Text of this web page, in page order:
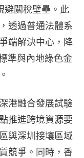
避關稅壁壘。此
透過普通法體系
端解決中心，降
準與內地綠色金
港融合發展試驗
推進跨境資源要
與深圳接壤區域
競爭。同時，香